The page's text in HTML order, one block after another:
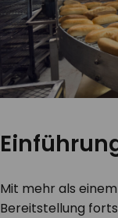
Mit mehr als
Bereitstellung